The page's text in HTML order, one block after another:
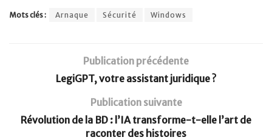
Mots clés : Arnaque Sécurité Windows
Publication précédente
LegiGPT, votre assistant juridique ?
Publication suivante
Révolution de la BD : l’IA transforme-t-elle l’art de
raconter des histoires